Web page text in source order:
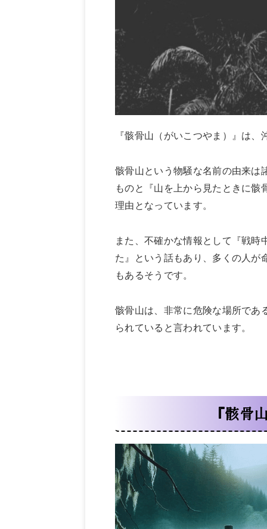
『骸骨山（がいこつやま）』は
骸骨山という物騒な名前の由来は
ものと『山を上から見たときに
理由となっています。
また、不確かな情報として『戦
た』という話もあり、多くの人が
もあるそうです。
骸骨山は、非常に危険な場所であ
られていると言われています。
『骸骨